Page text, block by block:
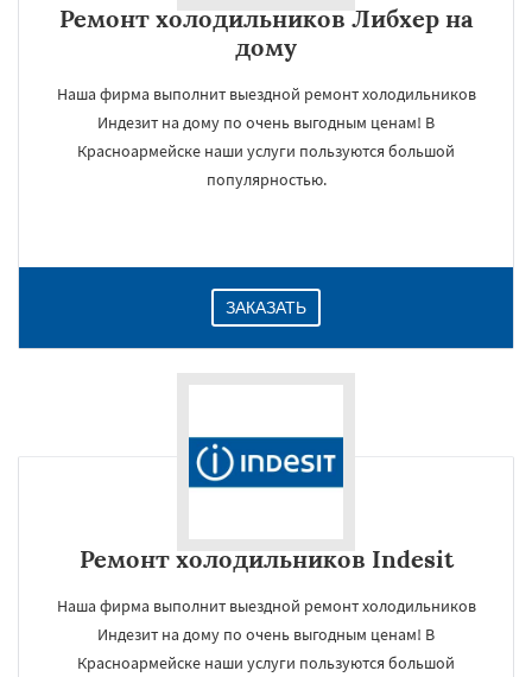
Ремонт холодильников Либхер на
дому
Наша фирма выполнит выездной ремонт холодильников
Индезит на дому по очень выгодным ценам! В
Красноармейске наши услуги пользуются большой
популярностью.
ЗАКАЗАТЬ
Ремонт холодильников Indesit
Наша фирма выполнит выездной ремонт холодильников
Индезит на дому по очень выгодным ценам! В
Красноармейске наши услуги пользуются большой